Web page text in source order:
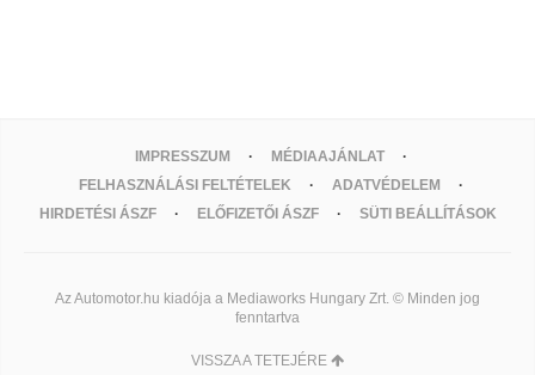
IMPRESSZUM
MÉDIAAJÁNLAT
FELHASZNÁLÁSI FELTÉTELEK
ADATVÉDELEM
HIRDETÉSI ÁSZF
ELŐFIZETŐI ÁSZF SÜTI BEÁLLÍTÁSOK
Az Automotor.hu kiadója a Mediaworks Hungary Zrt. © Minden jog
fenntartva
VISSZA A TETEJÉRE